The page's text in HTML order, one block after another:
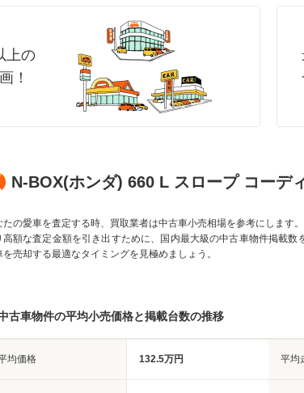
上の
！
N-BOX(ホンダ) 660 L スロープ コーデ
たの愛車を査定する時、買取業者は中古車小売相場を参考にします。
高額な査定金額を引き出すために、国内最大級の中古車物件掲載数
を売却する最適なタイミングを見極めましょう。
古車物件の平均小売価格と掲載台数の推移
均価格 132.5万円 平均